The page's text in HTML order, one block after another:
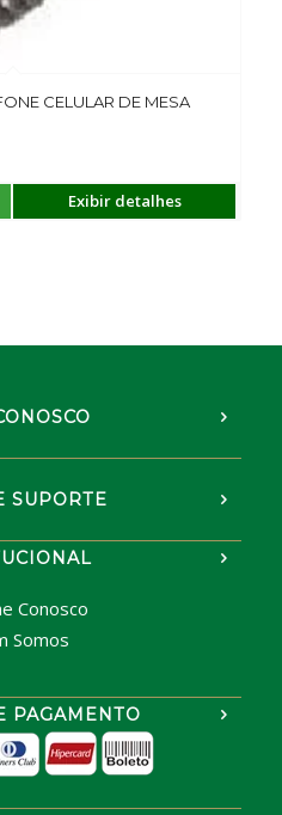
CELULAR DE MESA
Exibir detalhes
SUPORTE
Conosco
Somos
PAGAMENTO